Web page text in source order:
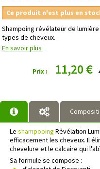
Ce produit n'est plus en
Shampoing révélateur de
types de cheveux.
En savoir plus
Prix : 11,20 €
Le shampooing Révélation
efficacement les cheveux. Il
chevelure et le calcaire qui
Sa formule se compose :